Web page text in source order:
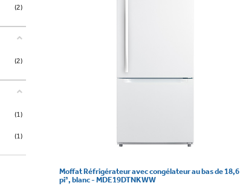
(2)
(2)
(1)
(1)
Moffat Réfrigérateur avec congélateur au bas de 18,6
pi³, blanc - MDE19DTNKWW